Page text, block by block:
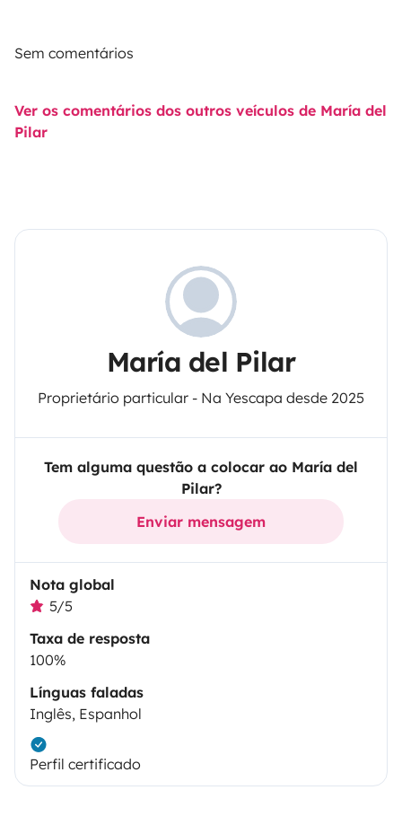
Sem comentários
Ver os comentários dos outros veículos de María del
Pilar
María del Pilar
Proprietário particular - Na Yescapa desde 2025
Tem alguma questão a colocar ao María del
Pilar?
Enviar mensagem
Nota global
5/5
Taxa de resposta
100%
Línguas faladas
Inglês, Espanhol
Perfil certificado